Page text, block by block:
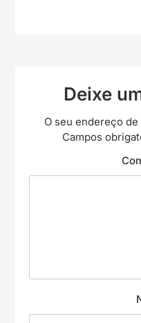
Deixe
O seu endereço
Campos